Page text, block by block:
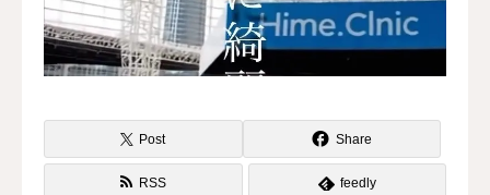
Post Share
RSS feedly
Contents
料金
第三種再生医療